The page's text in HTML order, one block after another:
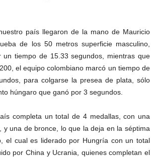
país llegaron de la mano de Mauricio
de los 50 metros superficie masculino,
un tiempo de 15.33 segundos, mientras que
el equipo colombiano marcó un tiempo de
para colgarse la presea de plata, sólo
húngaro que ganó por 3 segundos.
completa un total de 4 medallas, con una
y una de bronce, lo que la deja en la séptima
el cual es liderado por Hungría con un total
por China y Ucrania, quienes completan el